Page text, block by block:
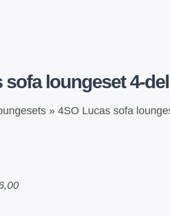
sofa loungeset 4-
» 4SO Lucas sofa